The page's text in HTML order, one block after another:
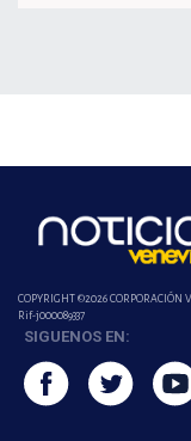
COPYRIGHT ©2026
Rif-j000089337
SIGUENOS EN: